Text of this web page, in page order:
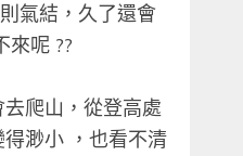
氣結，久了還會
來呢 ??
爬山，從登高處
渺小 ，也看不清